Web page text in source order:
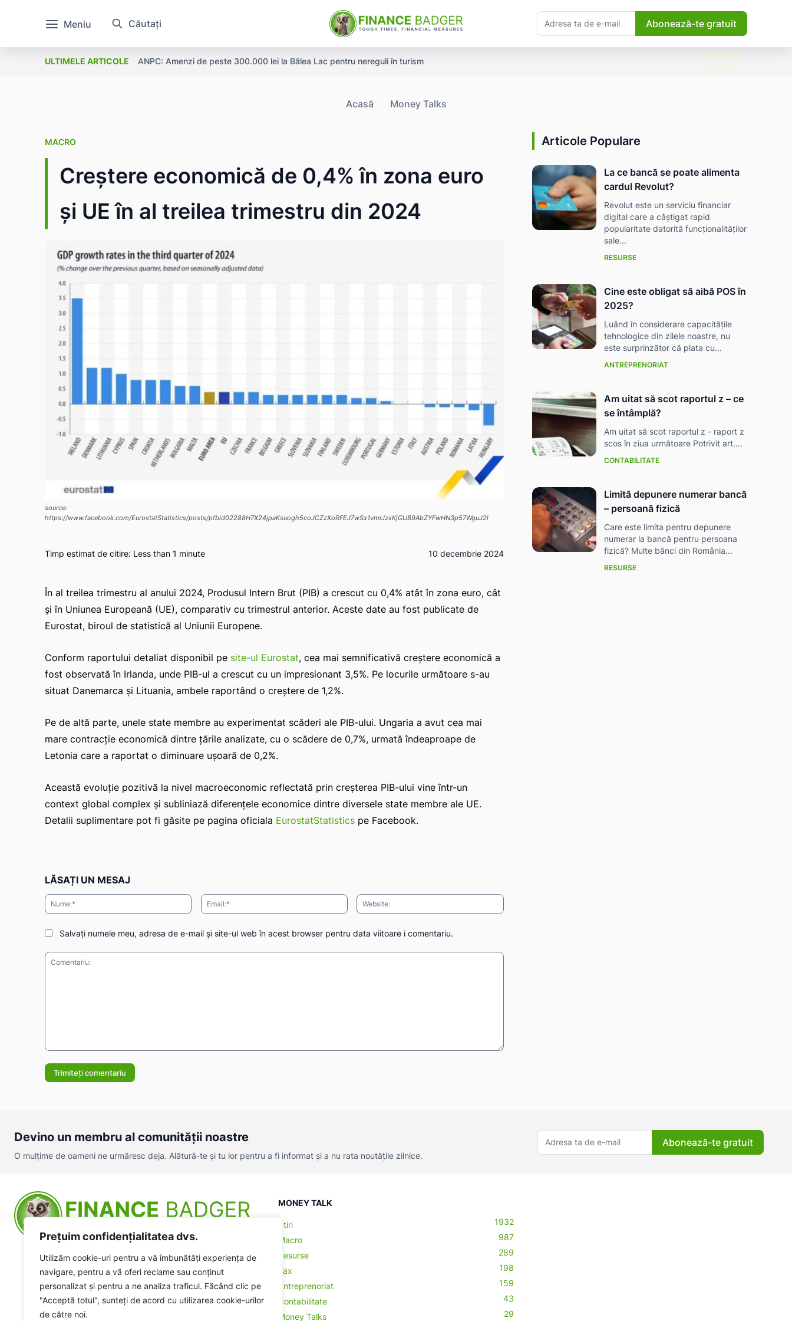
Prețuim confidențialitatea dvs.
Utilizăm cookie-uri pentru a vă îmbunătăți experiența de
navigare, pentru a vă oferi reclame sau conținut
personalizat și pentru a ne analiza traficul. Făcând clic pe
"Acceptă totul", sunteți de acord cu utilizarea cookie-urilor
de către noi.
Meniu Căutați Abonează-te gratuit
ULTIMELE ARTICOLE ANPC: Amenzi de peste 300.000 lei la Bâlea Lac pentru nereguli în turism
Acasă Money Talks
MACRO
Creștere economică de 0,4% în zona euro
și UE în al treilea trimestru din 2024
source:
https://www.facebook.com/EurostatStatistics/posts/pfbid02288H7X24jpaKsuogh5coJCZzXoRFEJ7wSx1vmrJzxKjGUB9AbZYFwHN3p57WguJ2l
Timp estimat de citire: Less than 1 minute 10 decembrie 2024
În al treilea trimestru al anului 2024, Produsul Intern Brut (PIB) a crescut cu 0,4% atât în zona euro, cât
și în Uniunea Europeană (UE), comparativ cu trimestrul anterior. Aceste date au fost publicate de
Eurostat, biroul de statistică al Uniunii Europene.
Conform raportului detaliat disponibil pe site-ul Eurostat, cea mai semnificativă creștere economică a
fost observată în Irlanda, unde PIB-ul a crescut cu un impresionant 3,5%. Pe locurile următoare s-au
situat Danemarca și Lituania, ambele raportând o creștere de 1,2%.
Pe de altă parte, unele state membre au experimentat scăderi ale PIB-ului. Ungaria a avut cea mai
mare contracție economică dintre țările analizate, cu o scădere de 0,7%, urmată îndeaproape de
Letonia care a raportat o diminuare ușoară de 0,2%.
Această evoluție pozitivă la nivel macroeconomic reflectată prin creșterea PIB-ului vine într-un
context global complex și subliniază diferențele economice dintre diversele state membre ale UE.
Detalii suplimentare pot fi găsite pe pagina oficiala EurostatStatistics pe Facebook.
LĂSAȚI UN MESAJ
Nume:* Email:* Website:
Salvați numele meu, adresa de e-mail și site-ul web în acest browser pentru data viitoare i comentariu.
Articole Populare
La ce bancă se poate alimenta
cardul Revolut?
Revolut este un serviciu financiar
digital care a câștigat rapid
popularitate datorită funcționalităților
sale...
RESURSE
Cine este obligat să aibă POS în
2025?
Luând în considerare capacitățile
tehnologice din zilele noastre, nu
este surprinzător că plata cu...
ANTREPRENORIAT
Am uitat să scot raportul z – ce
se întâmplă?
Am uitat să scot raportul z - raport z
scos în ziua următoare Potrivit art....
CONTABILITATE
Limită depunere numerar bancă
– persoană fizică
Care este limita pentru depunere
numerar la bancă pentru persoana
fizică? Multe bănci din România...
RESURSE
Devino un membru al comunității noastre
O mulțime de oameni ne urmăresc deja. Alătură-te și tu lor pentru a fi informat și a nu rata noutățile zilnice.
Abonează-te gratuit
MONEY TALK
Știri
1932
Macro
987
Resurse
289
Tax
198
Antreprenoriat
159
Contabilitate
43
Money Talks
29